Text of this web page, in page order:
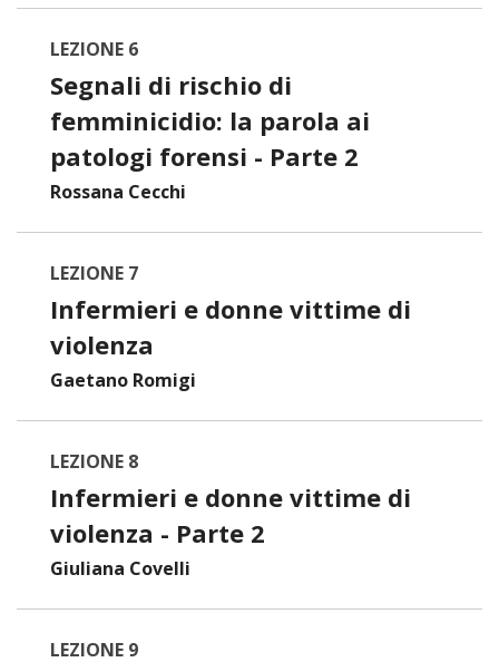
LEZIONE 6
Segnali di rischio di
femminicidio: la parola ai
patologi forensi - Parte 2
Rossana Cecchi
LEZIONE 7
Infermieri e donne vittime di
violenza
Gaetano Romigi
LEZIONE 8
Infermieri e donne vittime di
violenza - Parte 2
Giuliana Covelli
LEZIONE 9